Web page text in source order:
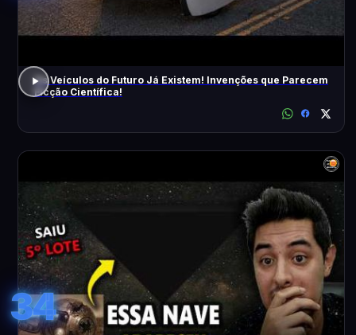
Os Veículos do Futuro Já Existem! Invenções que Parecem
Ficção Científica!
34